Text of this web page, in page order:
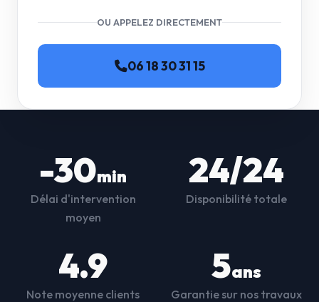
OU APPELEZ DIRECTEMENT
06 18 30 31 15
-30min
Délai d'intervention
moyen
24/24
Disponibilité totale
4.9
Note moyenne clients
5ans
Garantie sur nos travaux